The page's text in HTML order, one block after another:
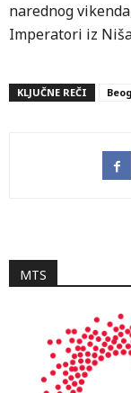
narednog
Imperatori iz
KLJUČNE REČI
MTS